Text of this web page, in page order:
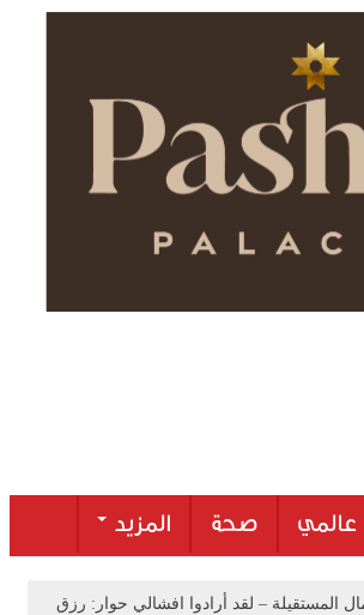
صحة المزيد
– لقد أرادوا افشالي حوار: رزق